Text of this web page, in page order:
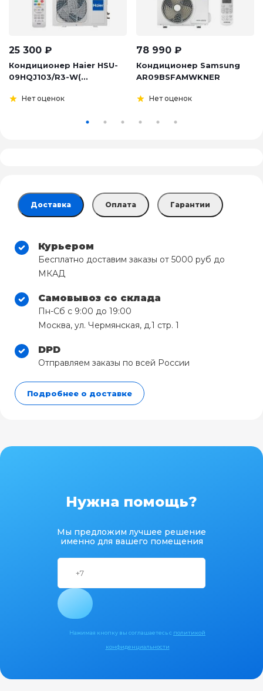
25 300 ₽
Кондиционер Haier HSU-
09HQJ103/R3-W(...
Нет оценок
78 990 ₽
Кондиционер Samsung
AR09BSFAMWKNER
Нет оценок
Доставка Оплата Гарантии
Курьером
Бесплатно доставим заказы от 5000 руб до
МКАД
Самовывоз со склада
Пн-Сб с 9:00 до 19:00
Москва, ул. Чермянская, д.1 стр. 1
DPD
Отправляем заказы по всей России
Подробнее о доставке
Нужна помощь?
Мы предложим лучшее решение
именно для вашего помещения
Нажимая кнопку вы соглашаетесь с политикой
конфиденциальности